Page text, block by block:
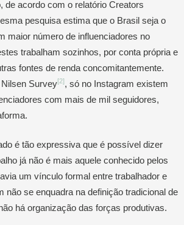
de acordo com o relatório Creators
pesquisa estima que o Brasil seja o
maior número de influenciadores no
trabalham sozinhos, por conta própria e
fontes de renda concomitantemente.
Survey[2], só no Instagram existem
com mais de mil seguidores,
é tão expressiva que é possível dizer
já não é mais aquele conhecido pelos
um vínculo formal entre trabalhador e
não se enquadra na definição tradicional de
há organização das forças produtivas.